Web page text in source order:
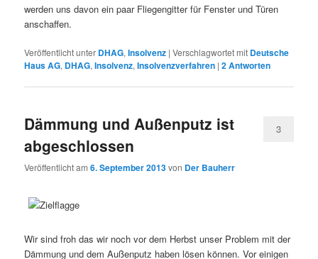
werden uns davon ein paar Fliegengitter für Fenster und Türen
anschaffen.
Veröffentlicht unter DHAG,Insolvenz |Verschlagwortet mit Deutsche
Haus AG, DHAG,Insolvenz,Insolvenzverfahren |2Antworten
Dämmung und Außenputz ist
abgeschlossen
Veröffentlicht am6. September 2013von Der Bauherr
3
Wir sind froh das wir noch vor dem Herbst unser Problem mit der
Dämmung und dem Außenputz haben lösen können. Vor einigen